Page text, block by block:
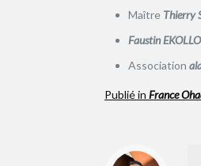
Maître Thierry
Faustin EKOLLO
Association
Publié inFrance